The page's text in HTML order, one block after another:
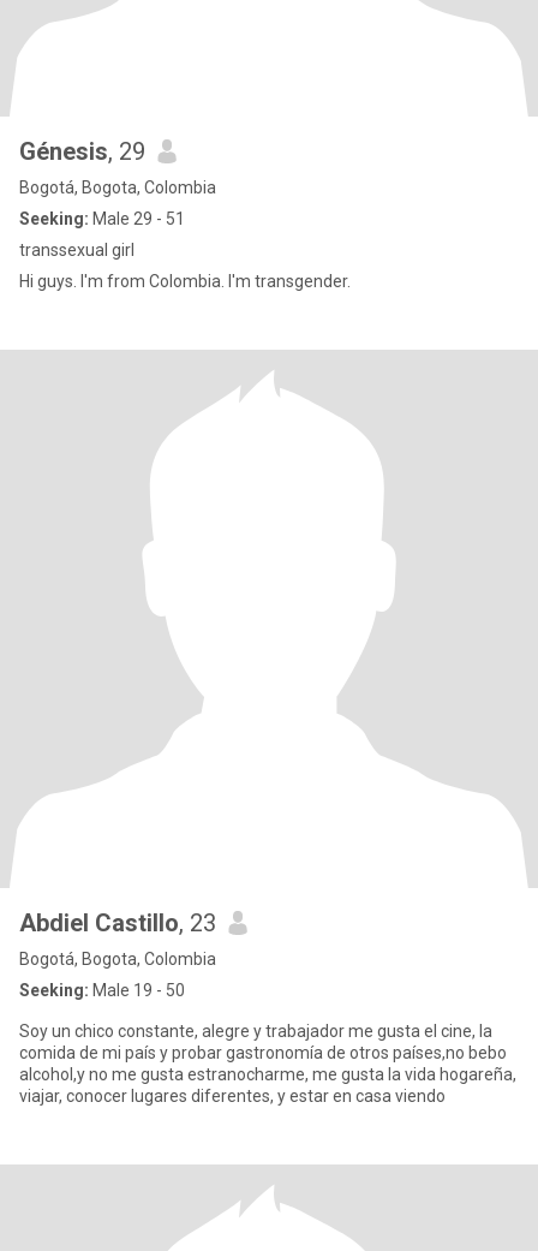
Génesis, 29
Bogotá, Bogota, Colombia
Seeking: Male 29 - 51
transsexual girl
Hi guys. I'm from Colombia. I'm transgender.
Abdiel Castillo, 23
Bogotá, Bogota, Colombia
Seeking: Male 19 - 50
Soy un chico constante, alegre y trabajador me gusta el cine, la
comida de mi país y probar gastronomía de otros países,no bebo
alcohol,y no me gusta estranocharme, me gusta la vida hogareña,
viajar, conocer lugares diferentes, y estar en casa viendo